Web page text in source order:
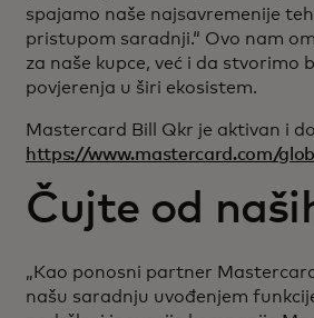
spajamo naše najsavremenije
pristupom saradnji.“ Ovo nam
za naše kupce, već i da stvorimo
povjerenja u širi ekosistem.
Mastercard Bill Qkr je aktivan i
https://www.mastercard.com/
Čujte od
„Kao ponosni partner
našu saradnju uvođenjem